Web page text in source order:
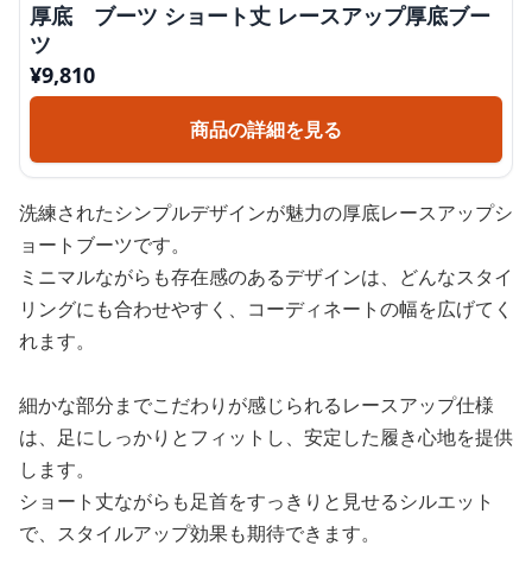
厚底 ブーツ ショート丈 レースアップ厚底ブー
ツ
¥9,810
商品の詳細を見る
洗練されたシンプルデザインが魅力の厚底レースアップシ
ョートブーツです。
ミニマルながらも存在感のあるデザインは、どんなスタイ
リングにも合わせやすく、コーディネートの幅を広げてく
れます。
細かな部分までこだわりが感じられるレースアップ仕様
は、足にしっかりとフィットし、安定した履き心地を提供
します。
ショート丈ながらも足首をすっきりと見せるシルエット
で、スタイルアップ効果も期待できます。